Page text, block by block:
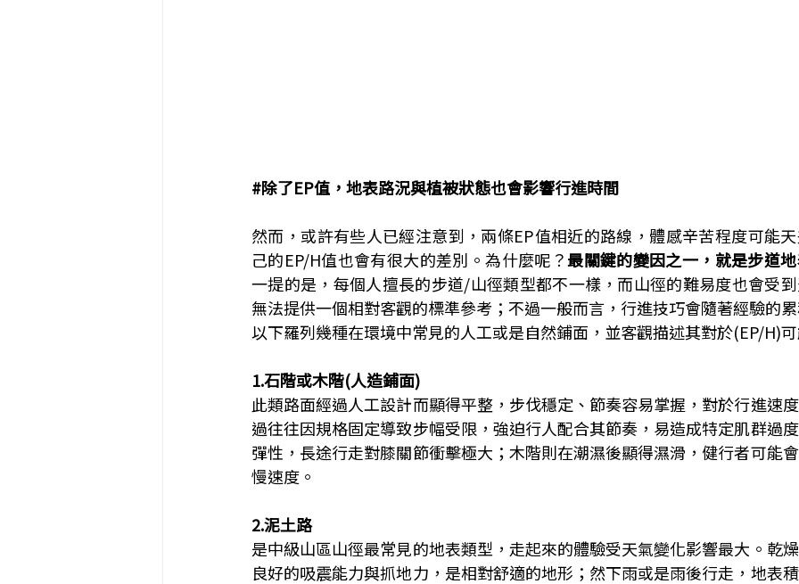
#除了EP值 ，地表路況與植被狀態也會影響行進時間
然而，或許有些人已經注意到，兩條EP值相近的路線，體感辛苦程度可能
己的EP/H值也會有很大的差別。為什麼呢？最關鍵的變因之一，就是步道
一提的是，每個人擅長的步道/山徑類型都不一樣，而山徑的難易度也會受
無法提供一個相對客觀的標準參考；不過一般而言，行進技巧會隨著經驗的
以下羅列幾種在環境中常見的人工或是自然鋪面，並客觀描述其對於(EP/H)
1.石階或木階(人造鋪面)
此類路面經過人工設計而顯得平整，步伐穩定、節奏容易掌握，對於行進速
過往往因規格固定導致步幅受限，強迫行人配合其節奏，易造成特定肌群過
彈性，長途行走對膝關節衝擊極大；木階則在潮濕後顯得濕滑，健行者可能
慢速度。
2.泥土路
是中級山區山徑最常見的地表類型，走起來的體驗受天氣變化影響最大。乾
良好的吸震能力與抓地力，是相對舒適的地形；然下雨或是雨後行走，地表